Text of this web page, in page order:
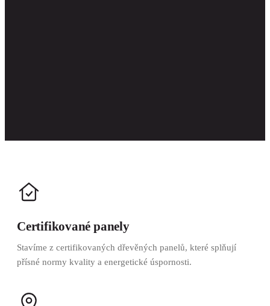
Certifikované panely
Stavíme z certifikovaných dřevěných panelů, které splňují
přísné normy kvality a energetické úspornosti.